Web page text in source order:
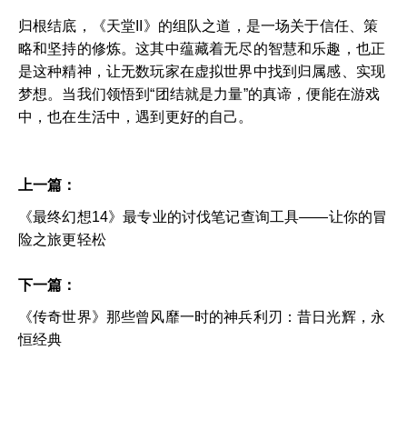
归根结底，《天堂II》的组队之道，是一场关于信任、策
略和坚持的修炼。这其中蕴藏着无尽的智慧和乐趣，也正
是这种精神，让无数玩家在虚拟世界中找到归属感、实现
梦想。当我们领悟到“团结就是力量”的真谛，便能在游戏
中，也在生活中，遇到更好的自己。
上一篇：
《最终幻想14》最专业的讨伐笔记查询工具——让你的冒
险之旅更轻松
下一篇：
《传奇世界》那些曾风靡一时的神兵利刃：昔日光辉，永
恒经典